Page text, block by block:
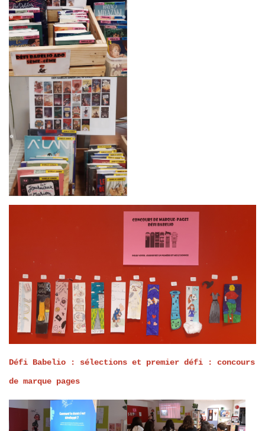
Défi Babelio : sélections et premier défi : concours
de marque pages